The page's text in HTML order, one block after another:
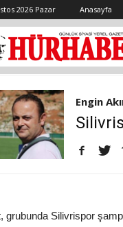
2026 Pazar Anasayfa
Engin
grubunda Silivrispor